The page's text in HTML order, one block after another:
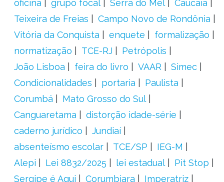
oficina
grupo focal Serra do Mel
Caucaia
Teixeira de Freias
Campo Novo de Rondônia
Vitória da Conquista
enquete
formalização
normatização
TCE-RJ
Petrópolis
João Lisboa
feira do livro VAAR
Simec
Condicionalidades
portaria
Paulista
Corumbá
Mato Grosso do Sul
Canguaretama
distorção idade-série
caderno jurídico
Jundiaí
absenteísmo escolar
TCE/SP
IEG-M
Alepi
Lei 8832/2025 lei estadual
Pit Stop
Sergipe é Aqui
Corumbiara
Imperatriz